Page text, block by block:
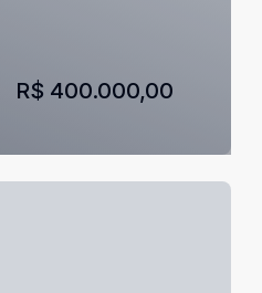
R$ 400.000,00